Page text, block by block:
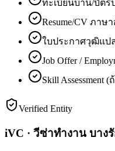
ทะเบียนบ้าน/บัตร
Resume/CV ภาษ
ใบประกาศวุฒิแป
Job Offer /
Skill Assessment (
Verified Entity
iVC · วีซ่าทำงาน บาง